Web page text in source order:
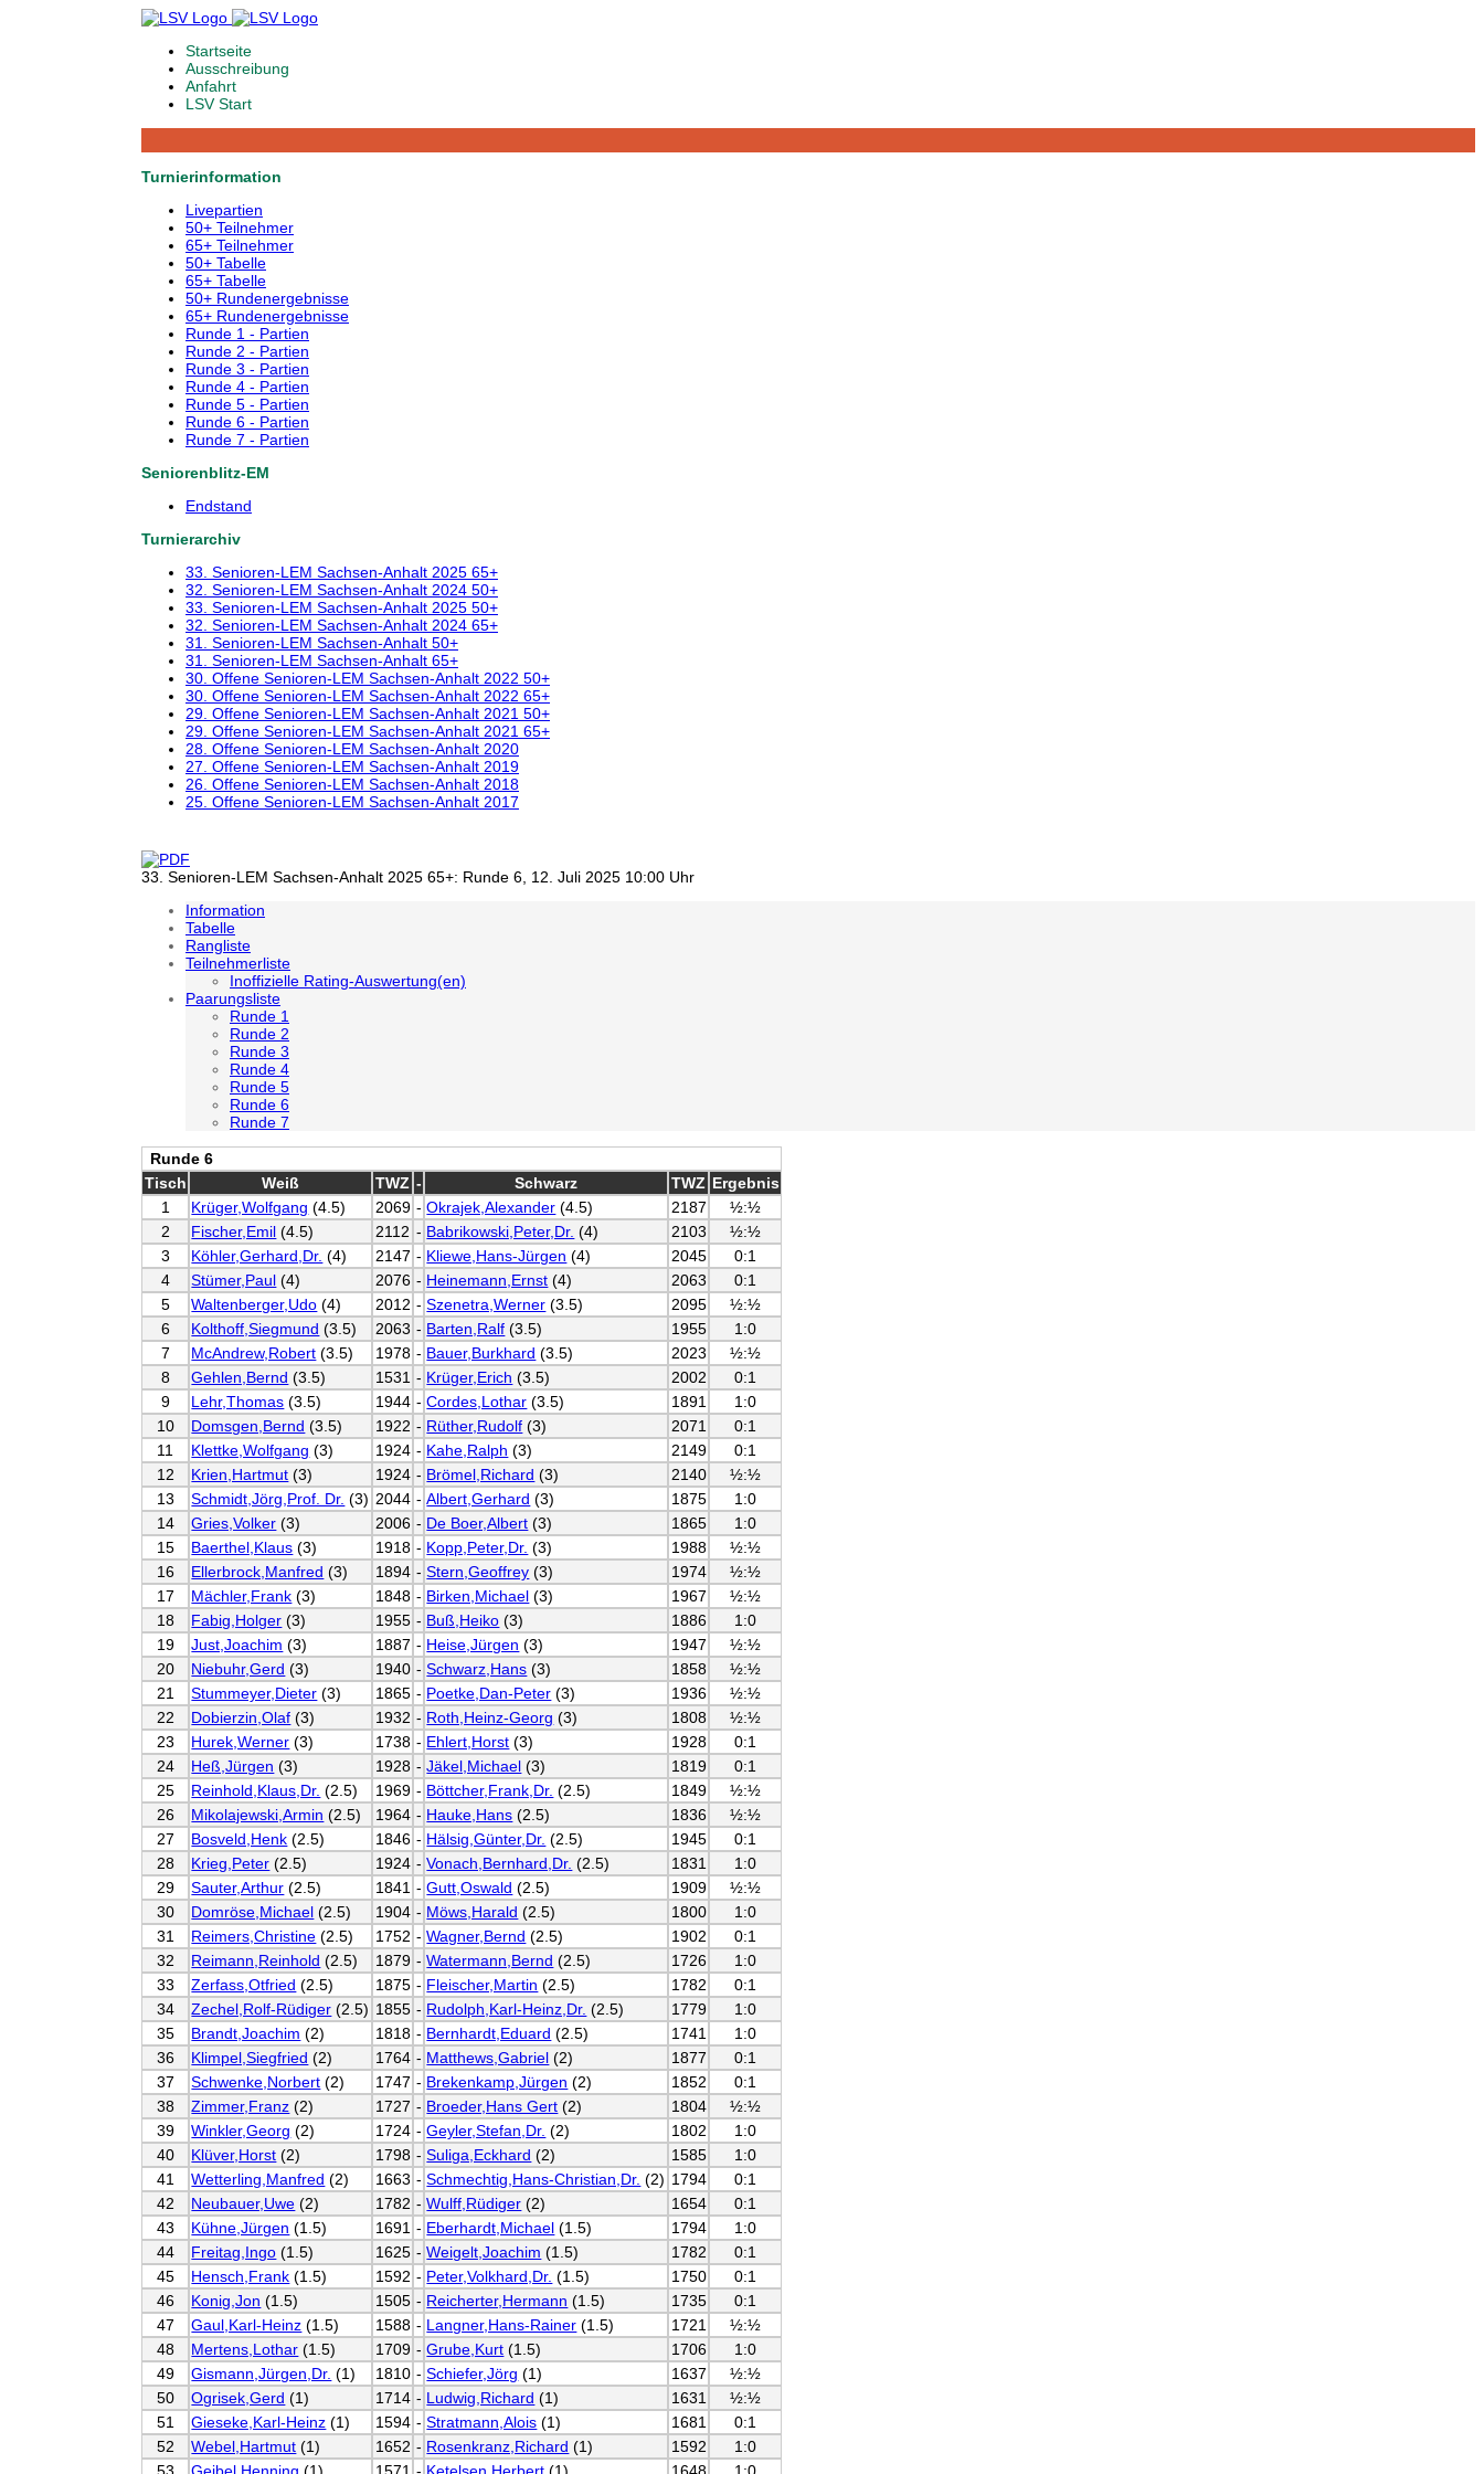
Startseite
Ausschreibung
Anfahrt
LSV Start
Turnierinformation
Livepartien
50+ Teilnehmer
65+ Teilnehmer
50+ Tabelle
65+ Tabelle
50+ Rundenergebnisse
65+ Rundenergebnisse
Runde 1 - Partien
Runde 2 - Partien
Runde 3 - Partien
Runde 4 - Partien
Runde 5 - Partien
Runde 6 - Partien
Runde 7 - Partien
Seniorenblitz-EM
Endstand
Turnierarchiv
33. Senioren-LEM Sachsen-Anhalt 2025 65+
32. Senioren-LEM Sachsen-Anhalt 2024 50+
33. Senioren-LEM Sachsen-Anhalt 2025 50+
32. Senioren-LEM Sachsen-Anhalt 2024 65+
31. Senioren-LEM Sachsen-Anhalt 50+
31. Senioren-LEM Sachsen-Anhalt 65+
30. Offene Senioren-LEM Sachsen-Anhalt 2022 50+
30. Offene Senioren-LEM Sachsen-Anhalt 2022 65+
29. Offene Senioren-LEM Sachsen-Anhalt 2021 50+
29. Offene Senioren-LEM Sachsen-Anhalt 2021 65+
28. Offene Senioren-LEM Sachsen-Anhalt 2020
27. Offene Senioren-LEM Sachsen-Anhalt 2019
26. Offene Senioren-LEM Sachsen-Anhalt 2018
25. Offene Senioren-LEM Sachsen-Anhalt 2017
33. Senioren-LEM Sachsen-Anhalt 2025 65+: Runde 6, 12. Juli 2025 10:00 Uhr
Information
Tabelle
Rangliste
Teilnehmerliste
Inoffizielle Rating-Auswertung(en)
Paarungsliste
Runde 1
Runde 2
Runde 3
Runde 4
Runde 5
Runde 6
Runde 7
Runde 6
Tisch
Weiß TWZ - Schwarz TWZ Ergebnis
1
Krüger,Wolfgang (4.5) 2069 - Okrajek,Alexander (4.5) 2187
½:½
2
Fischer,Emil (4.5) 2112 - Babrikowski,Peter,Dr. (4) 2103
½:½
3
Köhler,Gerhard,Dr. (4) 2147 - Kliewe,Hans-Jürgen (4) 2045
0:1
4
Stümer,Paul (4) 2076 - Heinemann,Ernst (4) 2063
0:1
5
Waltenberger,Udo (4) 2012 - Szenetra,Werner (3.5) 2095
½:½
6
Kolthoff,Siegmund (3.5) 2063 - Barten,Ralf (3.5) 1955
1:0
7
McAndrew,Robert (3.5) 1978 - Bauer,Burkhard (3.5) 2023
½:½
8
Gehlen,Bernd (3.5) 1531 - Krüger,Erich (3.5) 2002
0:1
9
Lehr,Thomas (3.5) 1944 - Cordes,Lothar (3.5) 1891
1:0
10
Domsgen,Bernd (3.5) 1922 - Rüther,Rudolf (3) 2071
0:1
11
Klettke,Wolfgang (3) 1924 - Kahe,Ralph (3) 2149
0:1
12
Krien,Hartmut (3) 1924 - Brömel,Richard (3) 2140
½:½
13
Schmidt,Jörg,Prof. Dr. (3) 2044 - Albert,Gerhard (3) 1875
1:0
14
Gries,Volker (3) 2006 - De Boer,Albert (3) 1865
1:0
15
Baerthel,Klaus (3) 1918 - Kopp,Peter,Dr. (3) 1988
½:½
16
Ellerbrock,Manfred (3) 1894 - Stern,Geoffrey (3) 1974
½:½
17
Mächler,Frank (3) 1848 - Birken,Michael (3) 1967
½:½
18
Fabig,Holger (3) 1955 - Buß,Heiko (3) 1886
1:0
19
Just,Joachim (3) 1887 - Heise,Jürgen (3) 1947
½:½
20
Niebuhr,Gerd (3) 1940 - Schwarz,Hans (3) 1858
½:½
21
Stummeyer,Dieter (3) 1865 - Poetke,Dan-Peter (3) 1936
½:½
22
Dobierzin,Olaf (3) 1932 - Roth,Heinz-Georg (3) 1808
½:½
23
Hurek,Werner (3) 1738 - Ehlert,Horst (3) 1928
0:1
24
Heß,Jürgen (3) 1928 - Jäkel,Michael (3) 1819
0:1
25
Reinhold,Klaus,Dr. (2.5) 1969 - Böttcher,Frank,Dr. (2.5) 1849
½:½
26
Mikolajewski,Armin (2.5) 1964 - Hauke,Hans (2.5) 1836
½:½
27
Bosveld,Henk (2.5) 1846 - Hälsig,Günter,Dr. (2.5) 1945
0:1
28
Krieg,Peter (2.5) 1924 - Vonach,Bernhard,Dr. (2.5) 1831
1:0
29
Sauter,Arthur (2.5) 1841 - Gutt,Oswald (2.5) 1909
½:½
30
Domröse,Michael (2.5) 1904 - Möws,Harald (2.5) 1800
1:0
31
Reimers,Christine (2.5) 1752 - Wagner,Bernd (2.5) 1902
0:1
32
Reimann,Reinhold (2.5) 1879 - Watermann,Bernd (2.5) 1726
1:0
33
Zerfass,Otfried (2.5) 1875 - Fleischer,Martin (2.5) 1782
0:1
34
Zechel,Rolf-Rüdiger (2.5) 1855 - Rudolph,Karl-Heinz,Dr. (2.5) 1779
1:0
35
Brandt,Joachim (2) 1818 - Bernhardt,Eduard (2.5) 1741
1:0
36
Klimpel,Siegfried (2) 1764 - Matthews,Gabriel (2) 1877
0:1
37
Schwenke,Norbert (2) 1747 - Brekenkamp,Jürgen (2) 1852
0:1
38
Zimmer,Franz (2) 1727 - Broeder,Hans Gert (2) 1804
½:½
39
Winkler,Georg (2) 1724 - Geyler,Stefan,Dr. (2) 1802
1:0
40
Klüver,Horst (2) 1798 - Suliga,Eckhard (2) 1585
1:0
41
Wetterling,Manfred (2) 1663 - Schmechtig,Hans-Christian,Dr. (2) 1794
0:1
42
Neubauer,Uwe (2) 1782 - Wulff,Rüdiger (2) 1654
0:1
43
Kühne,Jürgen (1.5) 1691 - Eberhardt,Michael (1.5) 1794
1:0
44
Freitag,Ingo (1.5) 1625 - Weigelt,Joachim (1.5) 1782
0:1
45
Hensch,Frank (1.5) 1592 - Peter,Volkhard,Dr. (1.5) 1750
0:1
46
Konig,Jon (1.5) 1505 - Reicherter,Hermann (1.5) 1735
0:1
47
Gaul,Karl-Heinz (1.5) 1588 - Langner,Hans-Rainer (1.5) 1721
½:½
48
Mertens,Lothar (1.5) 1709 - Grube,Kurt (1.5) 1706
1:0
49
Gismann,Jürgen,Dr. (1) 1810 - Schiefer,Jörg (1) 1637
½:½
50
Ogrisek,Gerd (1) 1714 - Ludwig,Richard (1) 1631
½:½
51
Gieseke,Karl-Heinz (1) 1594 - Stratmann,Alois (1) 1681
0:1
52
Webel,Hartmut (1) 1652 - Rosenkranz,Richard (1) 1592
1:0